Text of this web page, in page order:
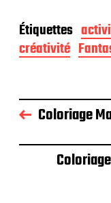
Étiquettes
créativité
Coloriage